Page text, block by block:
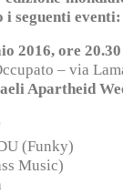
seguenti eventi:
2016, ore 20.30
– via
Apartheid
(Funky)
Music)